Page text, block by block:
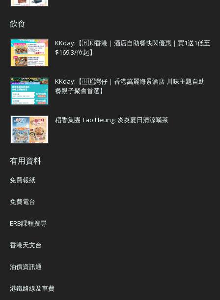
飲食
KKday:【🇭🇰香港｜酒店自助餐快閃優惠｜買1送1低至
$169.3/位起】
KKday:【🇭🇰灣仔｜香港萬麗海景酒店 川味主題自助
餐親子聚會首選】
稻香集團 Tao Heung: 炎炎夏日清涼嘆茶
有用資料
免費報紙
免費電台
ERB課程搜尋
香港天文台
油價資訊通
港鐵路線及車費